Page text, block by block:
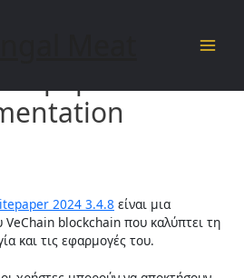
2024
2024 3.4.8 είναι μια
VeChain blockchain που καλύπτει τη
και τις εφαρμογές του.